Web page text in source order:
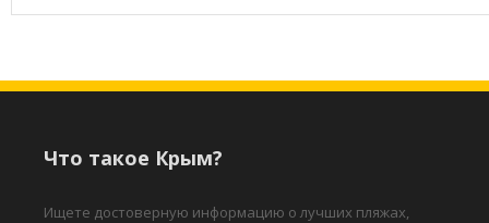
Что такое Крым?
Ищете достоверную информацию о лучших пляжах,